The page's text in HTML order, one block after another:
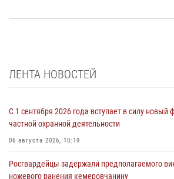
ЛЕНТА НОВОСТЕЙ
С 1 сентября 2026 года вступает в силу
частной охранной деятельности
06 августа 2026, 10:19
Росгвардейцы задержали предполагаемого
ножевого ранения кемеровчанину